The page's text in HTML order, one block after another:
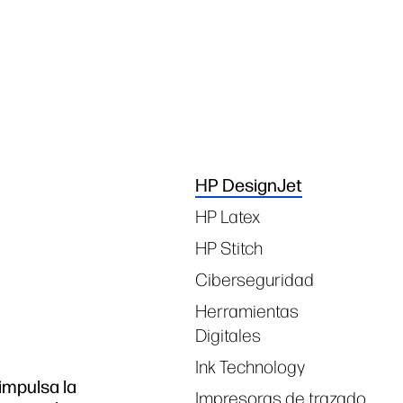
HP DesignJet
HP Latex
HP Stitch
Ciberseguridad
Herramientas
Digitales
Ink Technology
Impresoras de trazado
la